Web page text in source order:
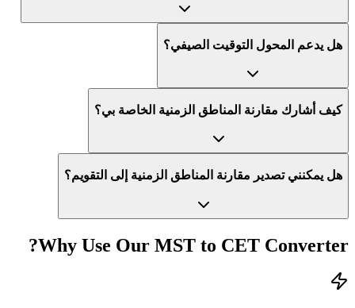
هل يدعم المحول التوقيت الصيفي؟
كيف أشارك مقارنة المناطق الزمنية الخاصة بي؟
هل يمكنني تصدير مقارنة المناطق الزمنية إلى التقويم؟
Why Use Our MST to CET Converter?